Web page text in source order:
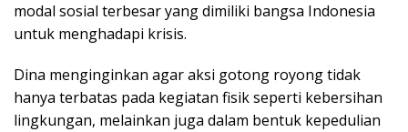
modal sosial terbesar yang dimiliki bangsa Indonesia
untuk menghadapi krisis.
Dina menginginkan agar aksi gotong royong tidak
hanya terbatas pada kegiatan fisik seperti kebersihan
lingkungan, melainkan juga dalam bentuk kepedulian